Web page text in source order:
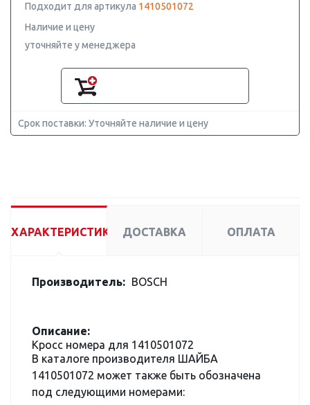
Подходит для артикула 1410501072
Наличие и цену
уточняйте у менеджера
Срок поставки: Уточняйте наличие и цену
ХАРАКТЕРИСТИКИ ДОСТАВКА ОПЛАТА
Производитель: BOSCH
Описание:
Кросс номера для 1410501072
В каталоге производителя ШАЙБА
1410501072 может также быть обозначена
под следующими номерами: